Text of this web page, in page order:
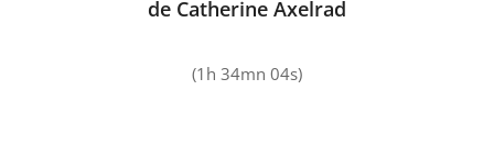
de Catherine Axelrad
(1h 34mn 04s)